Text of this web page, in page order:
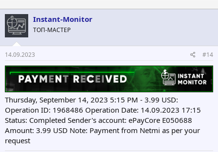
Instant-Monitor
ТОП-МАСТЕР
14.09.2023 #14
Thursday, September 14, 2023 5:15 PM - 3.99 USD:
Operation ID: 1968486 Operation Date: 14.09.2023 17:15
Status: Completed Sender's account: ePayCore E050688
Amount: 3.99 USD Note: Payment from Netmi as per your
request